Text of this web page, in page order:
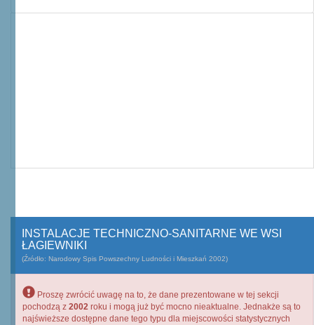
INSTALACJE TECHNICZNO-SANITARNE WE WSI
ŁAGIEWNIKI
(Źródło: Narodowy Spis Powszechny Ludności i Mieszkań 2002)
Proszę zwrócić uwagę na to, że dane prezentowane w tej sekcji
pochodzą z 2002 roku i mogą już być mocno nieaktualne. Jednakże są to
najświeższe dostępne dane tego typu dla miejscowości statystycznych